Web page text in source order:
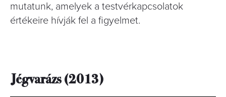
mutatunk, amelyek a testvérkapcsolatok
értékeire hívják fel a figyelmet.
Jégvarázs (2013)